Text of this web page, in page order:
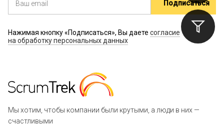
Нажимая кнопку «Подписаться», Вы даете согласие
на обработку персональных данных
Мы хотим, чтобы компании были крутыми, а люди в них —
счастливыми